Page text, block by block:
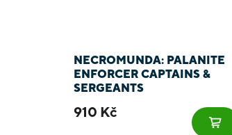
NECROMUNDA: PALANITE
ENFORCER CAPTAINS &
SERGEANTS
910 Kč